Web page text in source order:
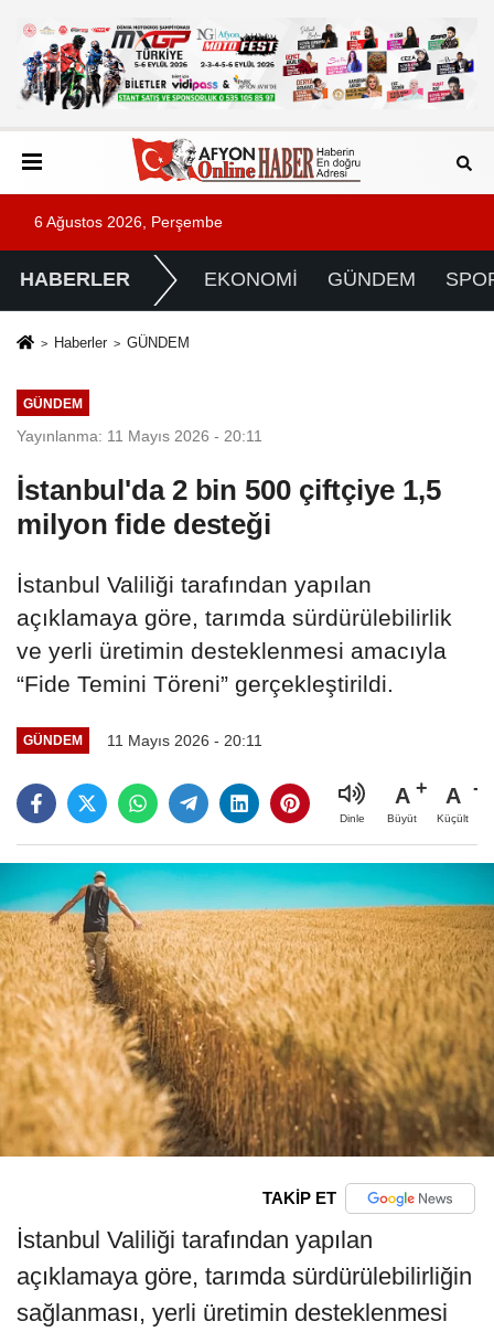
6 Ağustos 2026, Perşembe
HABERLER EKONOMİ GÜNDEM
Haberler GÜNDEM
GÜNDEM
Yayınlanma: 11 Mayıs 2026 - 20:11
İstanbul'da 2 bin 500 çiftçiye 1,5
milyon fide desteği
İstanbul Valiliği tarafından yapılan
açıklamaya göre, tarımda sürdürülebilirlik
ve yerli üretimin desteklenmesi amacıyla
“Fide Temini Töreni” gerçekleştirildi.
GÜNDEM 11 Mayıs 2026 - 20:11
Dinle
A
Büyüt
A
Küçült
TAKİP ET
İstanbul Valiliği tarafından yapılan
açıklamaya göre, tarımda sürdürülebilirliğin
sağlanması, yerli üretimin desteklenmesi